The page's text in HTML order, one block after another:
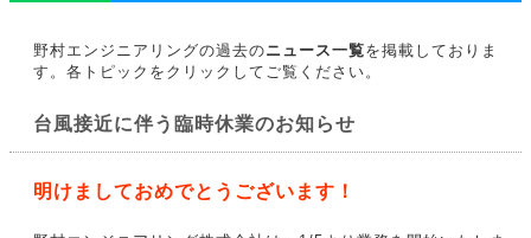
野村エンジニアリングの過去のニュース一覧を掲載しておりま
す。各トピックをクリックしてご覧ください。
台風接近に伴う臨時休業のお知らせ
明けましておめでとうございます！